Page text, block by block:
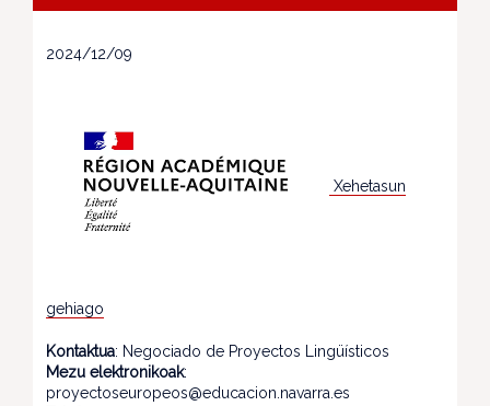
2024/12/09
Xehetasun
gehiago
Kontaktua: Negociado de Proyectos Lingüísticos
Mezu elektronikoak:
proyectoseuropeos@educacion.navarra.es